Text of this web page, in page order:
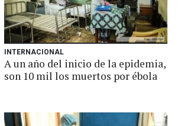
INTERNACIONAL
A un año del inicio de la epidemia,
son 10 mil los muertos por ébola